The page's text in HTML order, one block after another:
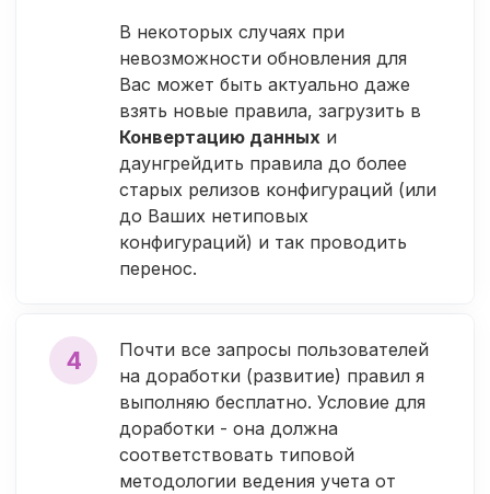
В некоторых случаях при
невозможности обновления для
Вас может быть актуально даже
взять новые правила, загрузить в
Конвертацию данных и
даунгрейдить правила до более
старых релизов конфигураций (или
до Ваших нетиповых
конфигураций) и так проводить
перенос.
4
Почти все запросы пользователей
на доработки (развитие) правил я
выполняю бесплатно. Условие для
доработки - она должна
соответствовать типовой
методологии ведения учета от